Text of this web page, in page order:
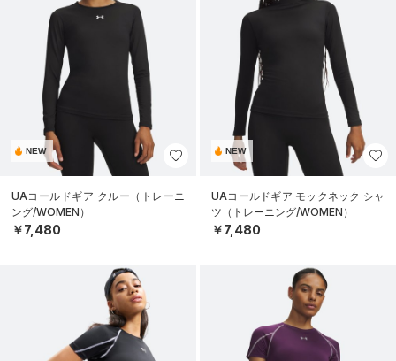
NEW
UAコールドギア クルー（トレーニ
ング/WOMEN）
￥7,480
NEW
UAコールドギア モックネック シャ
ツ（トレーニング/WOMEN）
￥7,480